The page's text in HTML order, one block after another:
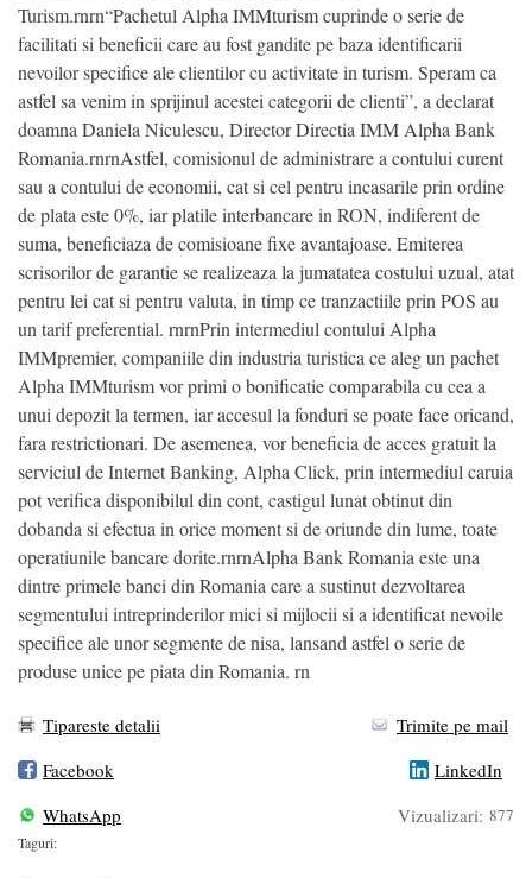
Turism.rnrn“Pachetul Alpha IMMturism cuprinde o serie de
facilitati si beneficii care au fost gandite pe baza identificarii
nevoilor specifice ale clientilor cu activitate in turism. Speram ca
astfel sa venim in sprijinul acestei categorii de clienti”, a declarat
doamna Daniela Niculescu, Director Directia IMM Alpha Bank
Romania.rnrnAstfel, comisionul de administrare a contului curent
sau a contului de economii, cat si cel pentru incasarile prin ordine
de plata este 0%, iar platile interbancare in RON, indiferent de
suma, beneficiaza de comisioane fixe avantajoase. Emiterea
scrisorilor de garantie se realizeaza la jumatatea costului uzual, atat
pentru lei cat si pentru valuta, in timp ce tranzactiile prin POS au
un tarif preferential. rnrnPrin intermediul contului Alpha
IMMpremier, companiile din industria turistica ce aleg un pachet
Alpha IMMturism vor primi o bonificatie comparabila cu cea a
unui depozit la termen, iar accesul la fonduri se poate face oricand,
fara restrictionari. De asemenea, vor beneficia de acces gratuit la
serviciul de Internet Banking, Alpha Click, prin intermediul caruia
pot verifica disponibilul din cont, castigul lunat obtinut din
dobanda si efectua in orice moment si de oriunde din lume, toate
operatiunile bancare dorite.rnrnAlpha Bank Romania este una
dintre primele banci din Romania care a sustinut dezvoltarea
segmentului intreprinderilor mici si mijlocii si a identificat nevoile
specifice ale unor segmente de nisa, lansand astfel o serie de
produse unice pe piata din Romania. rn
Tipareste detalii
Trimite pe mail
Facebook
LinkedIn
WhatsApp
Vizualizari: 877
Taguri: